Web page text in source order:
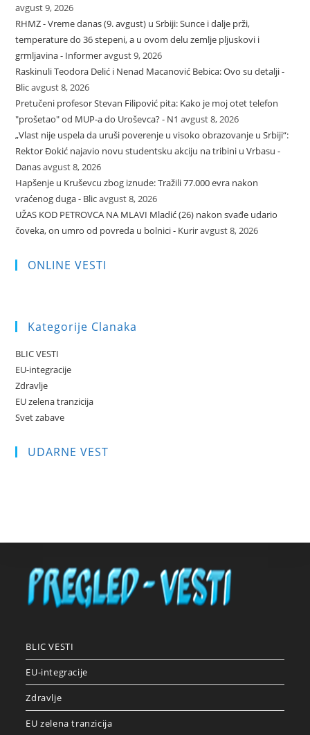
avgust 9, 2026
RHMZ - Vreme danas (9. avgust) u Srbiji: Sunce i dalje prži,
temperature do 36 stepeni, a u ovom delu zemlje pljuskovi i
grmljavina - Informeravgust 9, 2026
Raskinuli Teodora Delić i Nenad Macanović Bebica: Ovo su detalji -
Blicavgust 8, 2026
Pretučeni profesor Stevan Filipović pita: Kako je moj otet telefon
"prošetao" od MUP-a do Uroševca? - N1 avgust 8, 2026
„Vlast nije uspela da uruši poverenje u visoko obrazovanje u Srbiji“:
Rektor Đokić najavio novu studentsku akciju na tribini u Vrbasu -
Danasavgust 8, 2026
Hapšenje u Kruševcu zbog iznude: Tražili 77.000 evra nakon
vraćenog duga - Blicavgust 8, 2026
UŽAS KOD PETROVCA NA MLAVI Mladić (26) nakon svađe udario
čoveka, on umro od povreda u bolnici - Kuriravgust 8, 2026
ONLINE VESTI
Kategorije Clanaka
BLIC VESTI
EU-integracije
Zdravlje
EU zelena tranzicija
Svet zabave
UDARNE VEST
BLIC VESTI
EU-integracije
Zdravlje
EU zelena tranzicija